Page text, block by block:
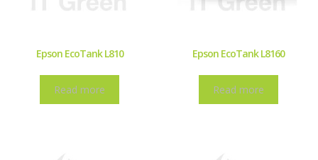
Epson EcoTank L810
Read more
Epson EcoTank L8160
Read more